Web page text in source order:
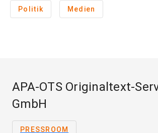
Politik Medien
APA-OTS Originaltext-
GmbH
PRESSROOM